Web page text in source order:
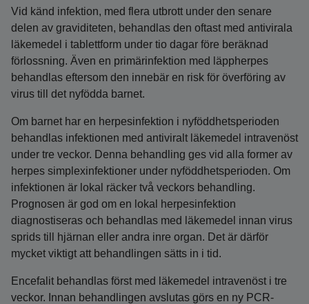
Vid känd infektion, med flera utbrott under den senare
delen av graviditeten, behandlas den oftast med antivirala
läkemedel i tablettform under tio dagar före beräknad
förlossning. Även en primärinfektion med läppherpes
behandlas eftersom den innebär en risk för överföring av
virus till det nyfödda barnet.
Om barnet har en herpesinfektion i nyföddhetsperioden
behandlas infektionen med antiviralt läkemedel intravenöst
under tre veckor. Denna behandling ges vid alla former av
herpes simplexinfektioner under nyföddhetsperioden. Om
infektionen är lokal räcker två veckors behandling.
Prognosen är god om en lokal herpesinfektion
diagnostiseras och behandlas med läkemedel innan virus
sprids till hjärnan eller andra inre organ. Det är därför
mycket viktigt att behandlingen sätts in i tid.
Encefalit behandlas först med läkemedel intravenöst i tre
veckor. Innan behandlingen avslutas görs en ny PCR-